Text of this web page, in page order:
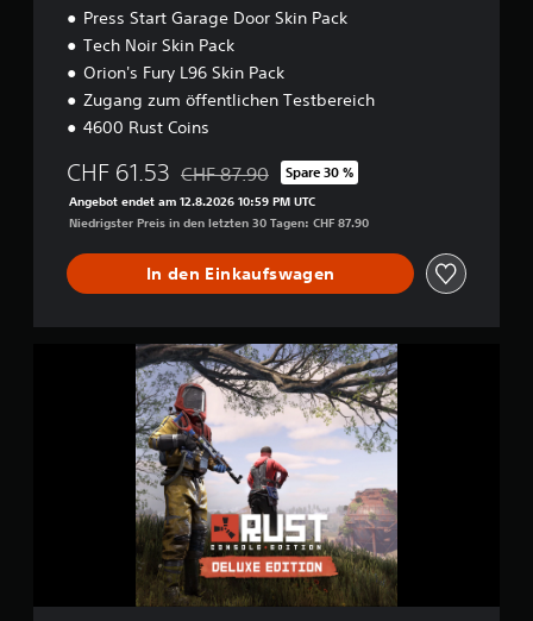
Press Start Garage Door Skin Pack
Tech Noir Skin Pack
Orion's Fury L96 Skin Pack
Zugang zum öffentlichen Testbereich
4600 Rust Coins
CHF 61.53 Preisnachlass gegenüber dem Originalpreis
CHF 87.90 Spare 30 %
Angebot endet am 12.8.2026 10:59 PM UTC
Niedrigster Preis in den letzten 30 Tagen: CHF 87.90
In den Einkaufswagen